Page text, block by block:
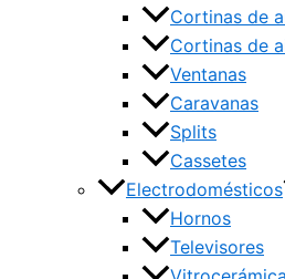
Cortinas de
Cortinas de
Ventanas
Caravanas
Splits
Cassetes
Electrodomésticos
Hornos
Televisores